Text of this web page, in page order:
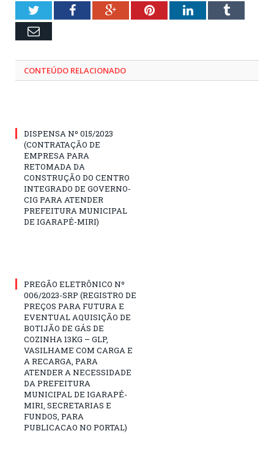
TwitterFacebookGoogle+PinterestLinkedInTumblr
Email
CONTEÚDO RELACIONADO
DISPENSA Nº 015/2023
(CONTRATAÇÃO DE
EMPRESA PARA
RETOMADA DA
CONSTRUÇÃO DO CENTRO
INTEGRADO DE GOVERNO-
CIG PARA ATENDER
PREFEITURA MUNICIPAL
DE IGARAPÉ-MIRI)
PREGÃO ELETRÔNICO Nº
006/2023-SRP (REGISTRO DE
PREÇOS PARA FUTURA E
EVENTUAL AQUISIÇÃO DE
BOTIJÃO DE GÁS DE
COZINHA 13KG – GLP,
VASILHAME COM CARGA E
A RECARGA, PARA
ATENDER A NECESSIDADE
DA PREFEITURA
MUNICIPAL DE IGARAPÉ-
MIRI, SECRETARIAS E
FUNDOS, PARA
PUBLICACAO NO PORTAL)